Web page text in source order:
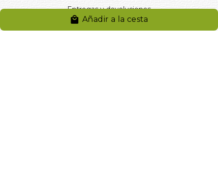
Añadir a la cesta
Entregas y devoluciones
Desistimiento